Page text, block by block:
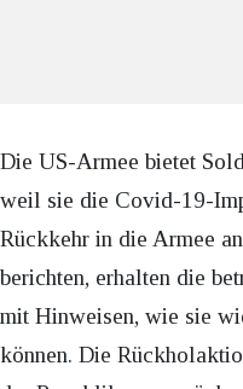
Die US-Armee bietet
weil sie die Covid-19-
Rückkehr in die Armee
berichten, erhalten die
mit Hinweisen, wie sie
können. Die